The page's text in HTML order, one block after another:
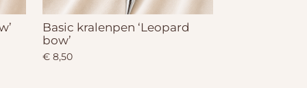
Basic kralenpen ‘Leopard
bow’
€ 8,50